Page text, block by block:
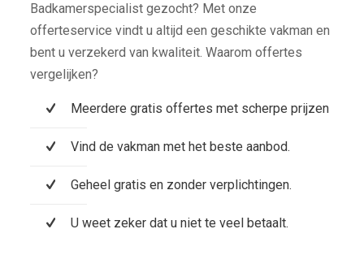
Badkamerspecialist gezocht? Met onze
offerteservice vindt u altijd een geschikte vakman en
bent u verzekerd van kwaliteit. Waarom offertes
vergelijken?
Meerdere gratis offertes met scherpe prijzen
Vind de vakman met het beste aanbod.
Geheel gratis en zonder verplichtingen.
U weet zeker dat u niet te veel betaalt.